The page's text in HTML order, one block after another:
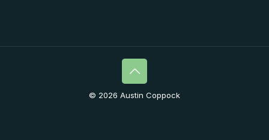
© 2026 Austin Coppock